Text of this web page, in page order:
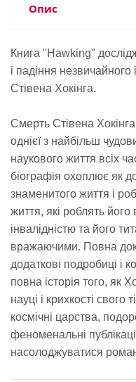
Опис
Книга "Hawking"
і падіння
Стівена Хокінга.
Смерть Стівена
однієї з найбільш
наукового життя всіх
біографія охоплює як
знаменитого життя і
життя, які роблять
інвалідністю та його
вражаючими. Повна
додаткові подробиці і
повна історія того, як
науці і крихкості свого
космічні царства,
феноменальні
насолоджуватися